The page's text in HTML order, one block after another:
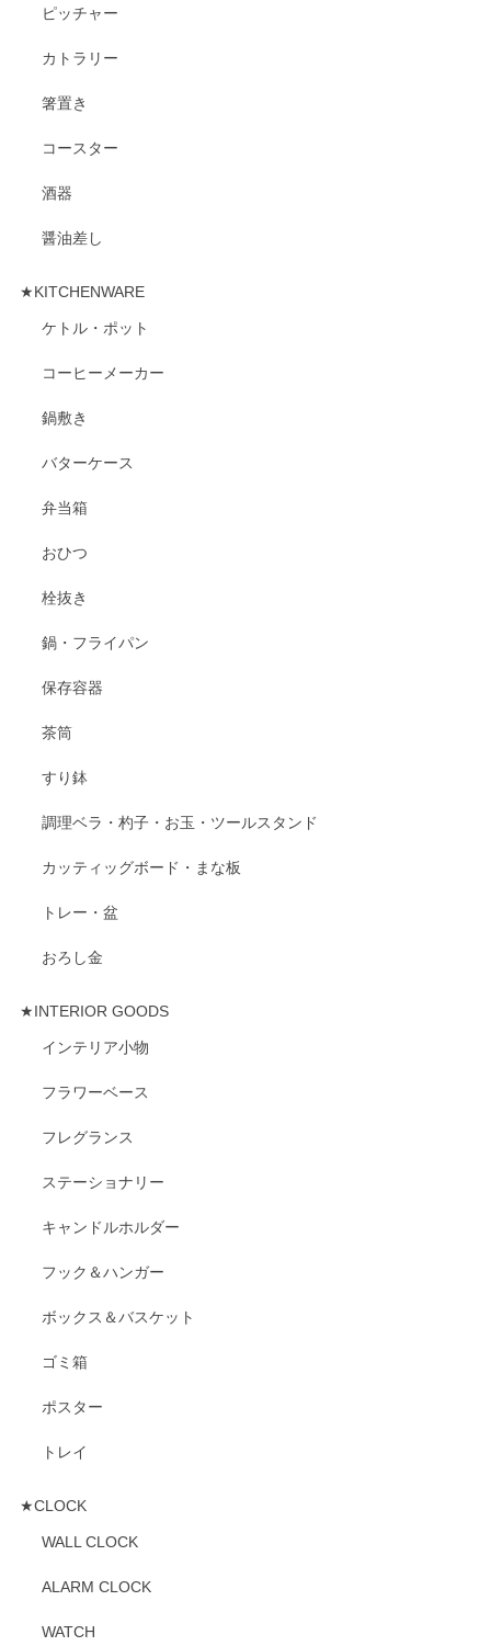
ピッチャー
カトラリー
箸置き
コースター
酒器
醤油差し
★KITCHENWARE
ケトル・ポット
コーヒーメーカー
鍋敷き
バターケース
弁当箱
おひつ
栓抜き
鍋・フライパン
保存容器
茶筒
すり鉢
調理ベラ・杓子・お玉・ツールスタンド
カッティッグボード・まな板
トレー・盆
おろし金
★INTERIOR GOODS
インテリア小物
フラワーベース
フレグランス
ステーショナリー
キャンドルホルダー
フック＆ハンガー
ボックス＆バスケット
ゴミ箱
ポスター
トレイ
★CLOCK
WALL CLOCK
ALARM CLOCK
WATCH